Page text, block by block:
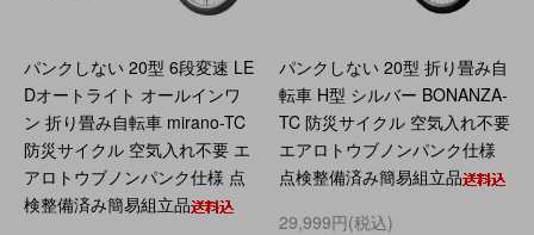
パンクしない 20型 6段変速 LE
Dオートライト オールインワ
ン 折り畳み自転車 mirano-TC
防災サイクル 空気入れ不要 エ
アロトウブノンパンク仕様 点
検整備済み簡易組立品
パンクしない 20型 折り畳み自
転車 H型 シルバー BONANZA-
TC 防災サイクル 空気入れ不要
エアロトウブノンパンク仕様
点検整備済み簡易組立品
29,999円(税込)